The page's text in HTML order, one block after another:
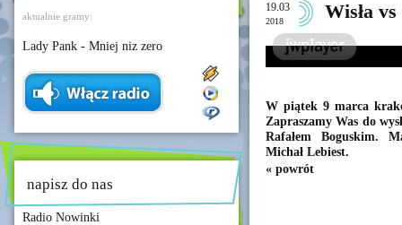
aktualnie gramy:
Lady Pank - Mniej niz zero
napisz do nas
Radio Nowinki
19.03
2018 Wisła
W piątek 9 marca
Zapraszamy Was do
Rafałem Boguskim.
Michał Lebiest.
« powrót